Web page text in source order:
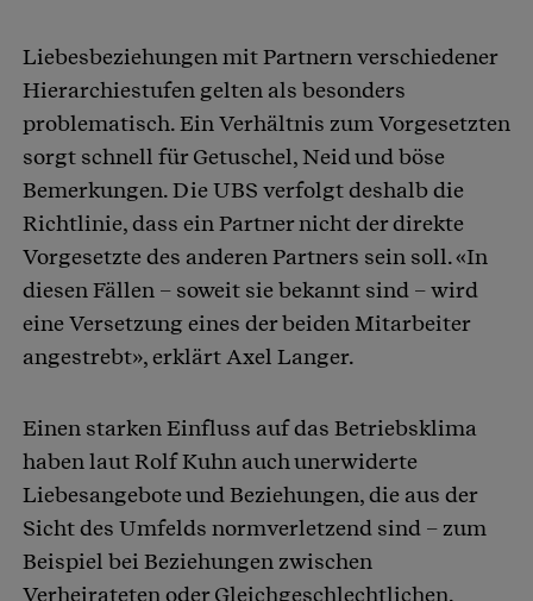
Liebesbeziehungen mit Partnern verschiedener
Hierarchiestufen gelten als besonders
problematisch. Ein Verhältnis zum Vorgesetzten
sorgt schnell für Getuschel, Neid und böse
Bemerkungen. Die UBS verfolgt deshalb die
Richtlinie, dass ein Partner nicht der direkte
Vorgesetzte des anderen Partners sein soll. «In
diesen Fällen – soweit sie bekannt sind – wird
eine Versetzung eines der beiden Mitarbeiter
angestrebt», erklärt Axel Langer.
Einen starken Einfluss auf das Betriebsklima
haben laut Rolf Kuhn auch unerwiderte
Liebesangebote und Beziehungen, die aus der
Sicht des Umfelds normverletzend sind – zum
Beispiel bei Beziehungen zwischen
Verheirateten oder Gleichgeschlechtlichen.